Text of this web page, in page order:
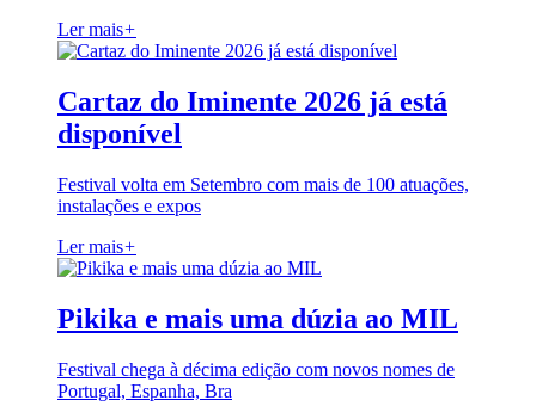
Ler mais+
Cartaz do Iminente 2026 já está
disponível
Festival volta em Setembro com mais de 100 atuações,
instalações e expos
Ler mais+
Pikika e mais uma dúzia ao MIL
Festival chega à décima edição com novos nomes de
Portugal, Espanha, Bra